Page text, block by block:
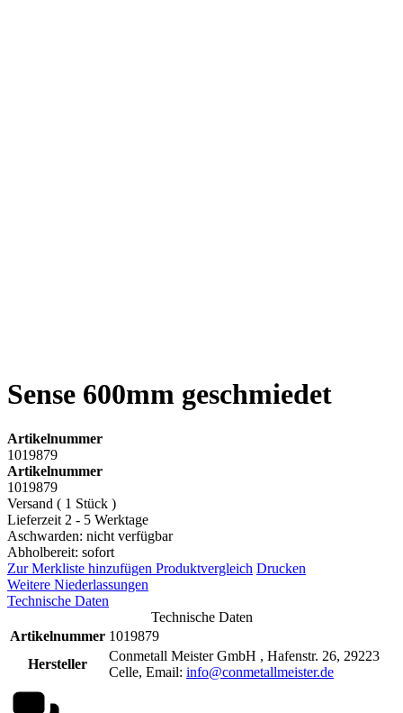
Sense 600mm geschmiedet
Artikelnummer
1019879
Artikelnummer
1019879
Versand ( 1 Stück )
Lieferzeit 2 - 5 Werktage
Aschwarden: nicht verfügbar
Abholbereit: sofort
Zur Merkliste hinzufügen Produktvergleich Drucken
Weitere Niederlassungen
Technische Daten
Technische Daten
Artikelnummer 1019879
Hersteller
Conmetall Meister GmbH , Hafenstr. 26, 29223
Celle, Email: info@conmetallmeister.de